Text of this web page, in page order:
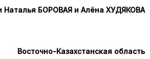
Наталья БОРОВАЯ и Алёна ХУДЯКОВА
Восточно-Казахстанская область